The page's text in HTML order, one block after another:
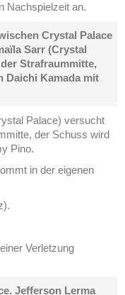
Nachspielzeit an.
Crystal Palace
Sarr (Crystal
Strafraummitte,
Daichi Kamada mit
Palace) versucht
der Schuss wird
Pino.
in der eigenen
Verletzung
Jefferson Lerma